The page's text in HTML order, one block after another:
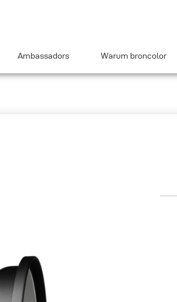
Ambassadors Warum broncolor